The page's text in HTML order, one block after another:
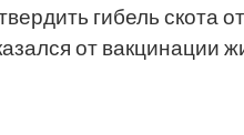
гибель скота
от вакцинации